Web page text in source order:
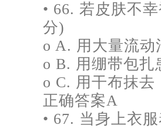
• 66. 若皮肤不
分)
o A. 用大量流动
o B. 用绷带包扎
o C. 用干布抹去
正确答案A
• 67. 当身上衣